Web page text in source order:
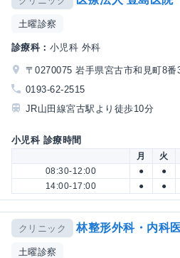
土曜診察
診療科： 小児科 外科
〒0270075 岩手県宮古市和見町8番
0193-62-2515
JR山田線宮古駅より徒歩10分
小児科 診療時間
月 火
08:30-12:00
● ●
14:00-17:00
● ●
クリニック 林整形外科・内科
土曜診察